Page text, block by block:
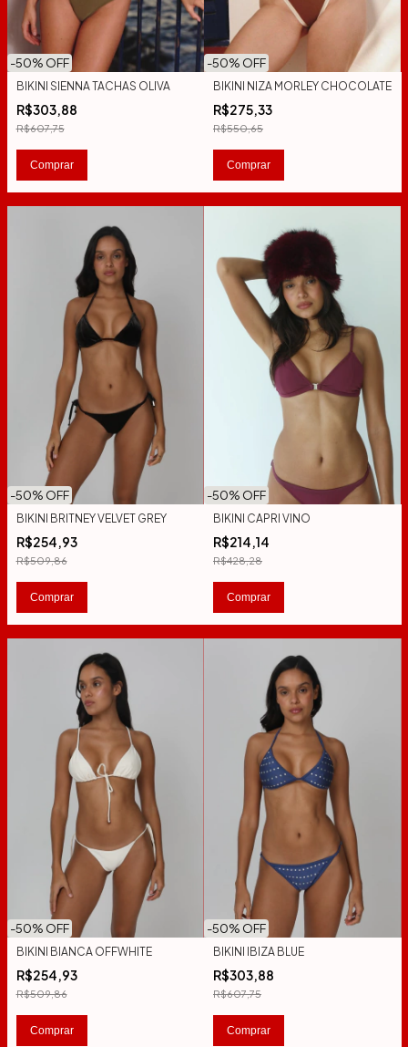
-50% OFF
BIKINI SIENNA TACHAS OLIVA
R$303,88
R$607,75
Comprar
-50% OFF
BIKINI NIZA MORLEY CHOCOLATE
R$275,33
R$550,65
Comprar
-50% OFF
BIKINI BRITNEY VELVET GREY
R$254,93
R$509,86
Comprar
-50% OFF
BIKINI CAPRI VINO
R$214,14
R$428,28
Comprar
-50% OFF
BIKINI BIANCA OFFWHITE
R$254,93
R$509,86
Comprar
-50% OFF
BIKINI IBIZA BLUE
R$303,88
R$607,75
Comprar